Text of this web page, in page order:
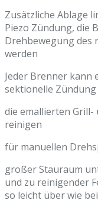
Zusätzliche Ablage
Piezo Zündung, die
Drehbewegung des
werden
Jeder Brenner kann
sektionelle
die emallierten
reinigen
für manuellen
großer Stauraum
und zu reinigender
so leicht über wie